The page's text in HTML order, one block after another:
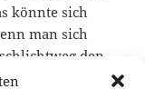
könnte sich
man sich
den